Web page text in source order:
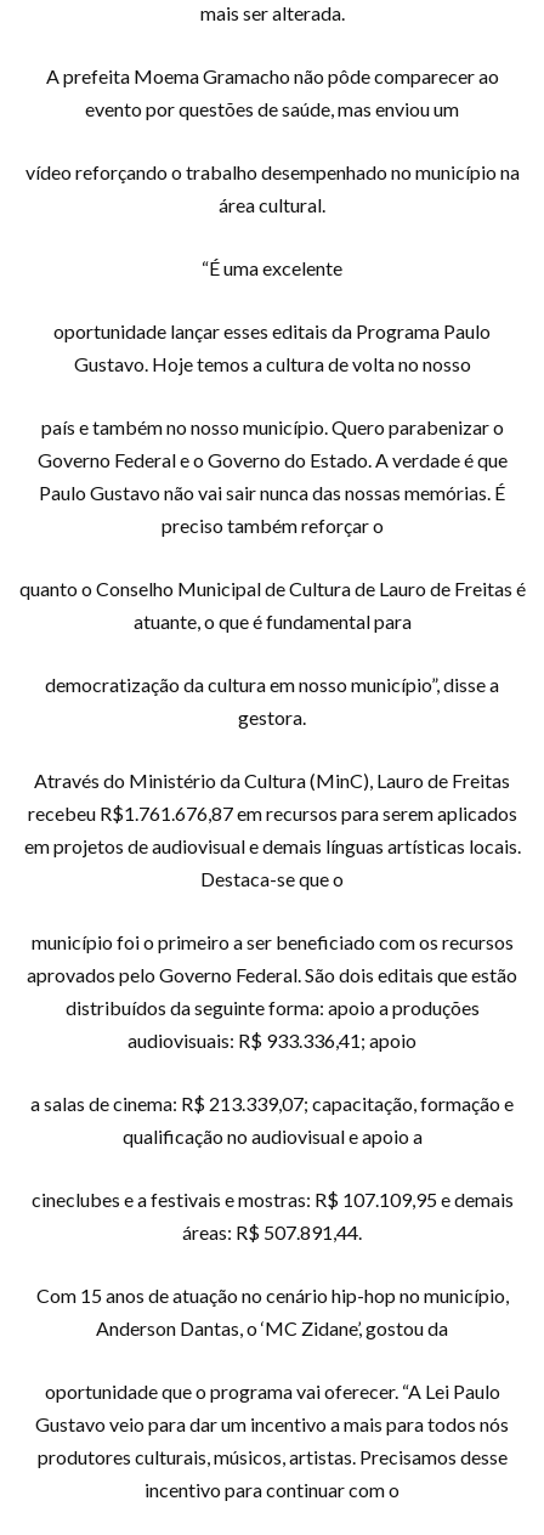
mais ser alterada.
A prefeita Moema Gramacho não pôde comparecer ao
evento por questões de saúde, mas enviou um
vídeo reforçando o trabalho desempenhado no município na
área cultural.
“É uma excelente
oportunidade lançar esses editais da Programa Paulo
Gustavo. Hoje temos a cultura de volta no nosso
país e também no nosso município. Quero parabenizar o
Governo Federal e o Governo do Estado. A verdade é que
Paulo Gustavo não vai sair nunca das nossas memórias. É
preciso também reforçar o
quanto o Conselho Municipal de Cultura de Lauro de Freitas é
atuante, o que é fundamental para
democratização da cultura em nosso município”, disse a
gestora.
Através do Ministério da Cultura (MinC), Lauro de Freitas
recebeu R$1.761.676,87 em recursos para serem aplicados
em projetos de audiovisual e demais línguas artísticas locais.
Destaca-se que o
município foi o primeiro a ser beneficiado com os recursos
aprovados pelo Governo Federal. São dois editais que estão
distribuídos da seguinte forma: apoio a produções
audiovisuais: R$ 933.336,41; apoio
a salas de cinema: R$ 213.339,07; capacitação, formação e
qualificação no audiovisual e apoio a
cineclubes e a festivais e mostras: R$ 107.109,95 e demais
áreas: R$ 507.891,44.
Com 15 anos de atuação no cenário hip-hop no município,
Anderson Dantas, o ‘MC Zidane’, gostou da
oportunidade que o programa vai oferecer. “A Lei Paulo
Gustavo veio para dar um incentivo a mais para todos nós
produtores culturais, músicos, artistas. Precisamos desse
incentivo para continuar com o